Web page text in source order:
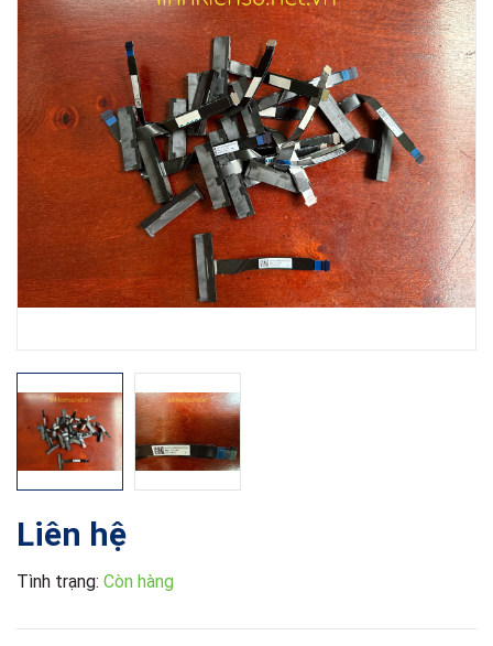
Liên hệ
Tình trạng: Còn hàng